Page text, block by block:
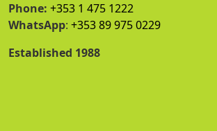
Phone: +353 1 475 1222
WhatsApp: +353 89 975 0229
Established 1988